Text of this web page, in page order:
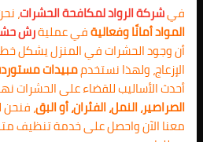
فيشركة الرواد لمكافحة الحشرات،
المواد أمانًا وفعاليةفي عمليةرش
أن وجود الحشرات في المنزل يشكل
الإزعاج، ولهذا نستخدممبيدات مستوردة
أحدث الأساليب للقضاء على الحشرات
الصراصير، النمل، الفئران، أو البق، فنحن
معنا الآن واحصل على خدمة تنظيف